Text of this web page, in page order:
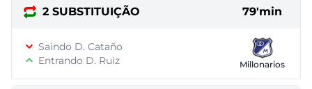
2 SUBSTITUIÇÃO 79'min
Saindo D. Cataño
Entrando D. Ruiz
Millonarios